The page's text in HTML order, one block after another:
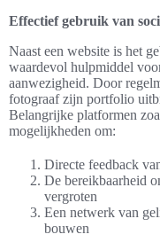
Effectief gebruik van
Naast een website is het
waardevol hulpmiddel
aanwezigheid. Door
fotograaf zijn portfolio
Belangrijke platformen
mogelijkheden om:
Directe feedback
De bereikbaarheid
vergroten
Een netwerk van
bouwen